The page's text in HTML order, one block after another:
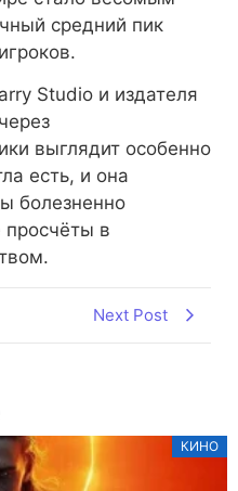
средний пик
Studio и издателя
выглядит особенно
есть, и она
болезненно
просчёты в
Next Post
КИНО